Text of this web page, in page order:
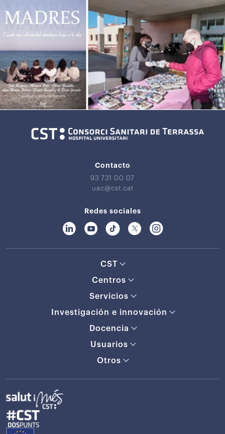
Contacto
93 731 00 07
uac@cst.cat
Redes sociales
CST
Centros
Servicios
Investigación e innovación
Docencia
Usuarios
Otros